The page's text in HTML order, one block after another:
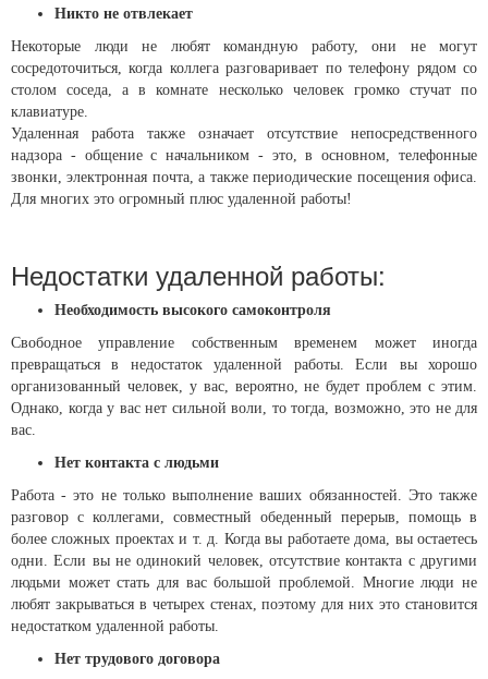
Никто не отвлекает
Некоторые люди не любят командную работу, они не могут
сосредоточиться, когда коллега разговаривает по телефону рядом со
столом соседа, а в комнате несколько человек громко стучат по
клавиатуре.
Удаленная работа также означает отсутствие непосредственного
надзора - общение с начальником - это, в основном, телефонные
звонки, электронная почта, а также периодические посещения офиса.
Для многих это огромный плюс удаленной работы!
Недостатки удаленной работы:
Необходимость высокого самоконтроля
Свободное управление собственным временем может иногда
превращаться в недостаток удаленной работы. Если вы хорошо
организованный человек, у вас, вероятно, не будет проблем с этим.
Однако, когда у вас нет сильной воли, то тогда, возможно, это не для
вас.
Нет контакта с людьми
Работа - это не только выполнение ваших обязанностей. Это также
разговор с коллегами, совместный обеденный перерыв, помощь в
более сложных проектах и т. д. Когда вы работаете дома, вы остаетесь
одни. Если вы не одинокий человек, отсутствие контакта с другими
людьми может стать для вас большой проблемой. Многие люди не
любят закрываться в четырех стенах, поэтому для них это становится
недостатком удаленной работы.
Нет трудового договора